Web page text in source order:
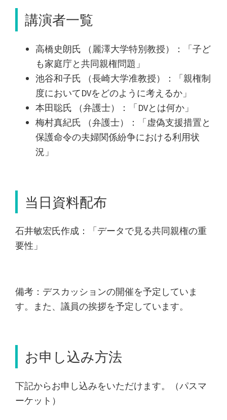
講演者一覧
高橋史朗氏 （麗澤大学特別教授）：「子ど
も家庭庁と共同親権問題」
池谷和子氏 （長崎大学准教授）：「親権制
度においてDVをどのように考えるか」
本田聡氏 （弁護士）：「DVとは何か」
梅村真紀氏 （弁護士）：「虚偽支援措置と
保護命令の夫婦関係紛争における利用状
況」
当日資料配布
石井敏宏氏作成：「データで見る共同親権の重
要性」
備考：デスカッションの開催を予定していま
す。また、議員の挨拶を予定しています。
お申し込み方法
下記からお申し込みをいただけます。（パスマ
ーケット）